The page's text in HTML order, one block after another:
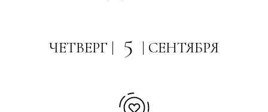
ЧЕТВЕРГ | | СЕНТЯБРЯ
5